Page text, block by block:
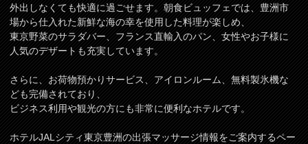
外出しなくても快適に過ごせます。朝食ビュッフェでは、豊洲市
場から仕入れた新鮮な海の幸を使用した料理が楽しめ、
東京野菜のサラダバー、フランス直輸入のパン、女性やお子様に
人気のデザートも充実しています。
さらに、お荷物預かりサービス、アイロンルーム、無料製氷機な
ども完備されており、
ビジネス利用や観光の方にも非常に便利なホテルです。
ホテルJALシティ東京豊洲の出張マッサージ情報をご案内するペー